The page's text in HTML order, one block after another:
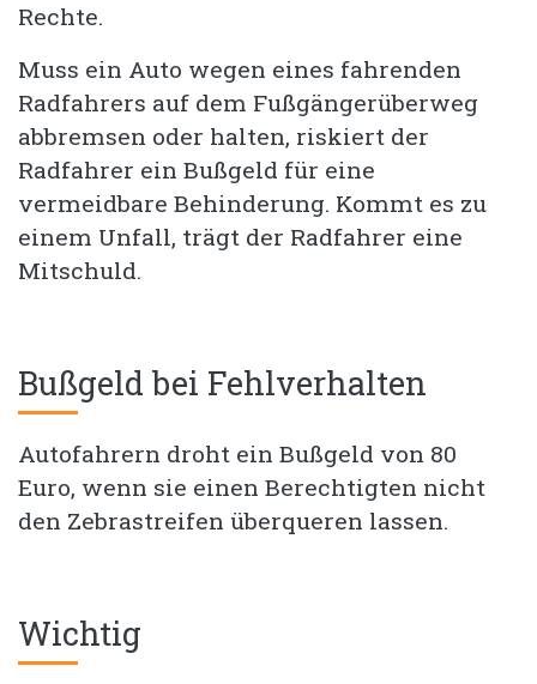
Rechte.
Muss ein Auto wegen eines fahrenden
Radfahrers auf dem Fußgängerüberweg
abbremsen oder halten, riskiert der
Radfahrer ein Bußgeld für eine
vermeidbare Behinderung. Kommt es zu
einem Unfall, trägt der Radfahrer eine
Mitschuld.
Bußgeld bei Fehlverhalten
Autofahrern droht ein Bußgeld von 80
Euro, wenn sie einen Berechtigten nicht
den Zebrastreifen überqueren lassen.
Wichtig